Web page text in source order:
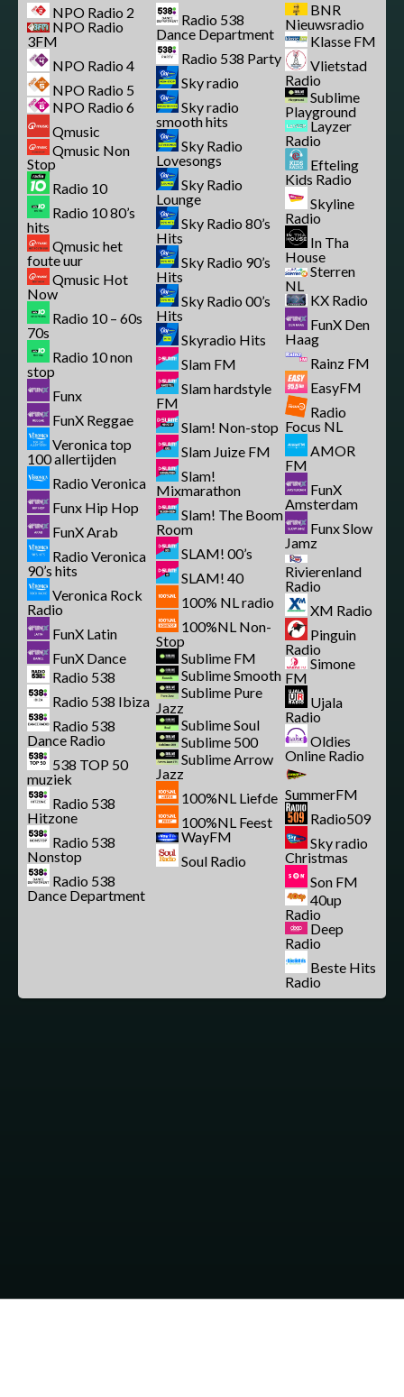
NPO Radio 2
NPO Radio
3FM
NPO Radio 4
NPO Radio 5
NPO Radio 6
Qmusic
Qmusic Non
Stop
Radio 10
Radio 10 80’s
hits
Qmusic het
foute uur
Qmusic Hot
Now
Radio 10 – 60s
70s
Radio 10 non
stop
Funx
FunX Reggae
Veronica top
100 allertijden
Radio Veronica
Funx Hip Hop
FunX Arab
Radio Veronica
90’s hits
Veronica Rock
Radio
FunX Latin
FunX Dance
Radio 538
Radio 538 Ibiza
Radio 538
Dance Radio
538 TOP 50
muziek
Radio 538
Hitzone
Radio 538
Nonstop
Radio 538
Dance Department
Radio 538
Dance Department
Radio 538 Party
Sky radio
Sky radio
smooth hits
Sky Radio
Lovesongs
Sky Radio
Lounge
Sky Radio 80’s
Hits
Sky Radio 90’s
Hits
Sky Radio 00’s
Hits
Skyradio Hits
Slam FM
Slam hardstyle
FM
Slam! Non-stop
Slam Juize FM
Slam!
Mixmarathon
Slam! The Boom
Room
SLAM! 00’s
SLAM! 40
100% NL radio
100%NL Non-
Stop
Sublime FM
Sublime Smooth
Sublime Pure
Jazz
Sublime Soul
Sublime 500
Sublime Arrow
Jazz
100%NL Liefde
100%NL Feest
WayFM
Soul Radio
BNR
Nieuwsradio
Klasse FM
Vlietstad
Radio
Sublime
Playground
Layzer
Radio
Efteling
Kids Radio
Skyline
Radio
In Tha
House
Sterren
NL
KX Radio
FunX Den
Haag
Rainz FM
EasyFM
Radio
Focus NL
AMOR
FM
FunX
Amsterdam
Funx Slow
Jamz
Rivierenland
Radio
XM Radio
Pinguin
Radio
Simone
FM
Ujala
Radio
Oldies
Online Radio
SummerFM
Radio509
Sky radio
Christmas
Son FM
40up
Radio
Deep
Radio
Beste Hits
Radio